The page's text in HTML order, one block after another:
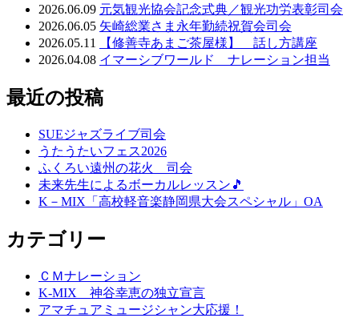
2026.06.09 元気観光協会記念式典／観光功労表彰司会
2026.06.05 矢崎総業さま永年勤続祝賀会司会
2026.05.11
【修善寺あまご茶屋様】 話し方講座
2026.04.08 イマーシブワールド ナレーション担当
最近の投稿
SUEジャズライブ司会
うたうたいフェス2026
ふくろい遠州の花火 司会
未来先生によるボーカルレッスン🎵
K－MIX「高校軽音楽静岡県大会スペシャル」OA
カテゴリー
ＣＭナレーション
K-MIX 神谷幸恵の独立宣言
アマチュアミュージシャン大応援！